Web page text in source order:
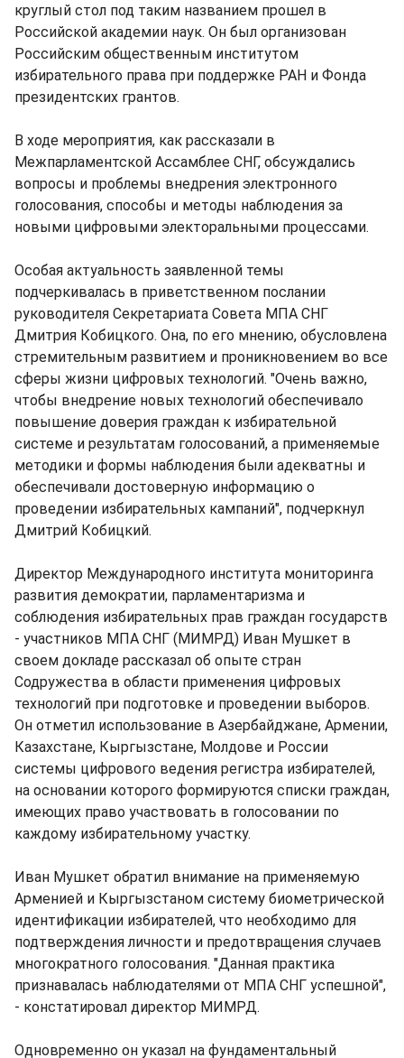
круглый стол под таким названием прошел в
Российской академии наук. Он был организован
Российским общественным институтом
избирательного права при поддержке РАН и Фонда
президентских грантов.
В ходе мероприятия, как рассказали в
Межпарламентской Ассамблее СНГ, обсуждались
вопросы и проблемы внедрения электронного
голосования, способы и методы наблюдения за
новыми цифровыми электоральными процессами.
Особая актуальность заявленной темы
подчеркивалась в приветственном послании
руководителя Секретариата Совета МПА СНГ
Дмитрия Кобицкого. Она, по его мнению, обусловлена
стремительным развитием и проникновением во все
сферы жизни цифровых технологий. "Очень важно,
чтобы внедрение новых технологий обеспечивало
повышение доверия граждан к избирательной
системе и результатам голосований, а применяемые
методики и формы наблюдения были адекватны и
обеспечивали достоверную информацию о
проведении избирательных кампаний", подчеркнул
Дмитрий Кобицкий.
Директор Международного института мониторинга
развития демократии, парламентаризма и
соблюдения избирательных прав граждан государств
- участников МПА СНГ (МИМРД) Иван Мушкет в
своем докладе рассказал об опыте стран
Содружества в области применения цифровых
технологий при подготовке и проведении выборов.
Он отметил использование в Азербайджане, Армении,
Казахстане, Кыргызстане, Молдове и России
системы цифрового ведения регистра избирателей,
на основании которого формируются списки граждан,
имеющих право участвовать в голосовании по
каждому избирательному участку.
Иван Мушкет обратил внимание на применяемую
Арменией и Кыргызстаном систему биометрической
идентификации избирателей, что необходимо для
подтверждения личности и предотвращения случаев
многократного голосования. "Данная практика
признавалась наблюдателями от МПА СНГ успешной",
- констатировал директор МИМРД.
Одновременно он указал на фундаментальный